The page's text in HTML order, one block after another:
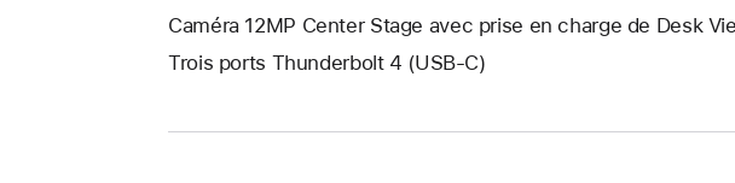
Caméra 12MP Center Stage avec prise en charge de Desk
Trois ports Thunderbolt 4 (USB-C)